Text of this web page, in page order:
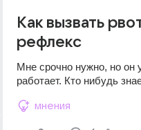
Как вызвать
рефлекс
Мне срочно нужно, но он
работает. Кто нибудь
мнения